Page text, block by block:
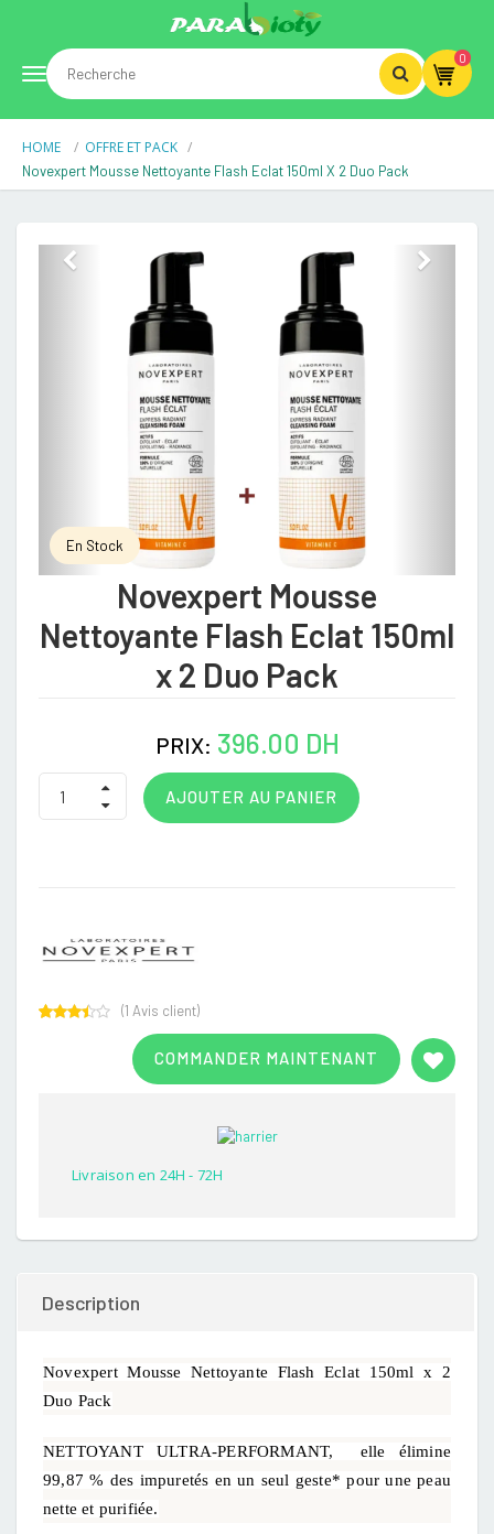
Toggle
navigation
0
HOME OFFRE ET PACK
Novexpert Mousse Nettoyante Flash Eclat 150ml X 2 Duo Pack
Previous
En Stock
Novexpert Mousse
Nettoyante Flash Eclat 150ml
x 2 Duo Pack
PRIX: 396.00 DH
AJOUTER AU PANIER
COMMANDER MAINTENANT
(1 Avis client)
Livraison en 24H - 72H
Description
Novexpert Mousse Nettoyante Flash Eclat 150ml x 2
Duo Pack
NETTOYANT ULTRA-PERFORMANT, elle élimine
99,87 % des impuretés en un seul geste* pour une peau
nette et purifiée.